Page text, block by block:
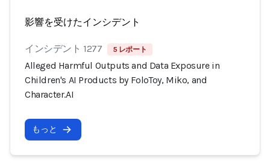
影響を受けたインシデント
インシデント 1277 5 レポート
Alleged Harmful Outputs and Data Exposure in
Children's AI Products by FoloToy, Miko, and
Character.AI
もっと